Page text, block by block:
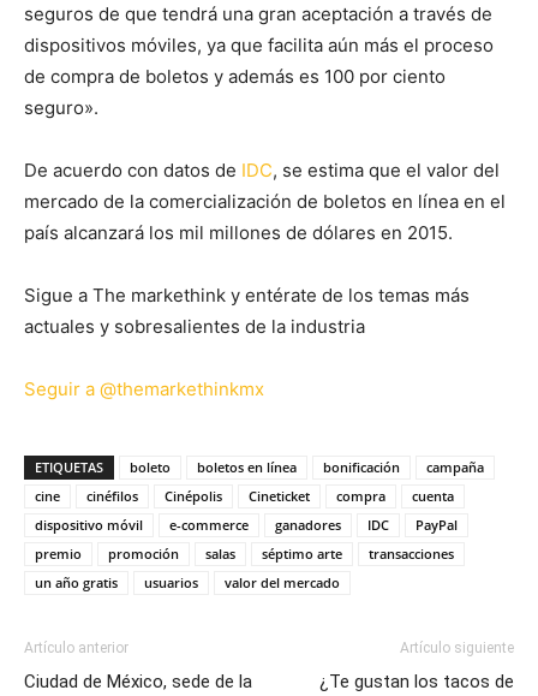
seguros de que tendrá una gran aceptación a través de
dispositivos móviles, ya que facilita aún más el proceso
de compra de boletos y además es 100 por ciento
seguro».
De acuerdo con datos de IDC, se estima que el valor del
mercado de la comercialización de boletos en línea en el
país alcanzará los mil millones de dólares en 2015.
Sigue a The markethink y entérate de los temas más
actuales y sobresalientes de la industria
Seguir a @themarkethinkmx
ETIQUETAS boleto boletos en línea bonificación
campaña
cine
cinéfilos Cinépolis Cineticket compra
cuenta
dispositivo móvil
e-commerce ganadores IDC
PayPal
premio
promoción salas séptimo arte
transacciones
un año gratis
usuarios valor del mercado
Artículo anterior
Ciudad de México, sede de la
Artículo siguiente
¿Te gustan los tacos de